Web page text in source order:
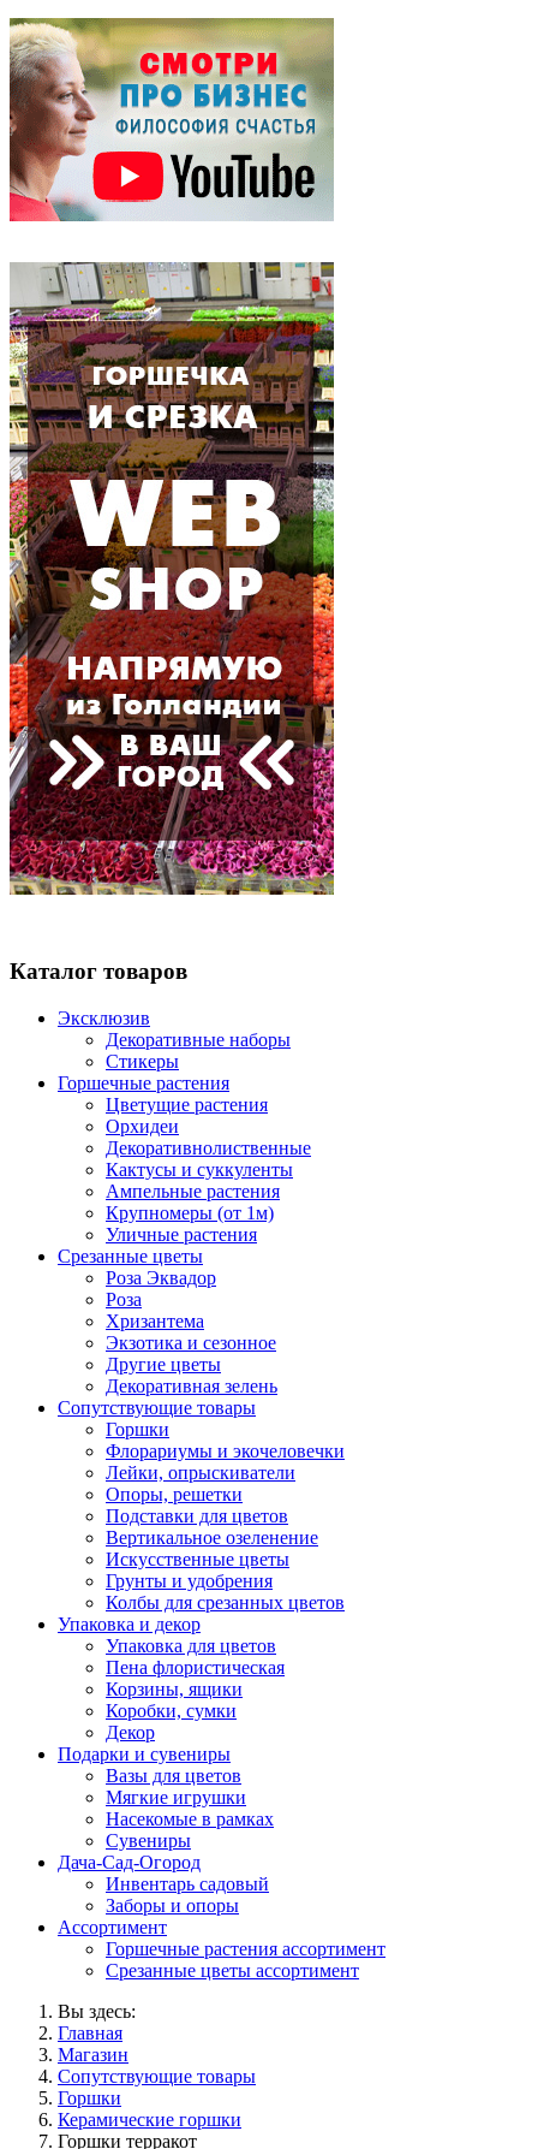
Каталог товаров
Эксклюзив
Декоративные наборы
Стикеры
Горшечные растения
Цветущие растения
Орхидеи
Декоративнолиственные
Кактусы и суккуленты
Ампельные растения
Крупномеры (от 1м)
Уличные растения
Срезанные цветы
Роза Эквадор
Роза
Хризантема
Экзотика и сезонное
Другие цветы
Декоративная зелень
Сопутствующие товары
Горшки
Флорариумы и экочеловечки
Лейки, опрыскиватели
Опоры, решетки
Подставки для цветов
Вертикальное озеленение
Искусственные цветы
Грунты и удобрения
Колбы для срезанных цветов
Упаковка и декор
Упаковка для цветов
Пена флористическая
Корзины, ящики
Коробки, сумки
Декор
Подарки и сувениры
Вазы для цветов
Мягкие игрушки
Насекомые в рамках
Сувениры
Дача-Сад-Огород
Инвентарь садовый
Заборы и опоры
Ассортимент
Горшечные растения ассортимент
Срезанные цветы ассортимент
Вы здесь:
Главная
Магазин
Сопутствующие товары
Горшки
Керамические горшки
Горшки терракот